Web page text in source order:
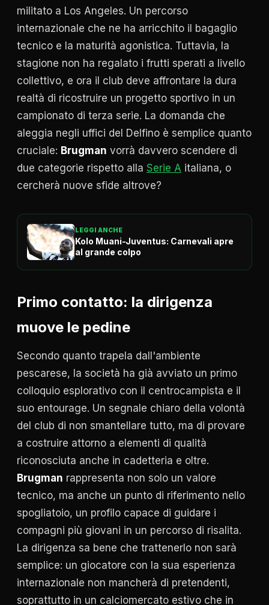
militato a Los Angeles. Un percorso
internazionale che ne ha arricchito il bagaglio
tecnico e la maturità agonistica. Tuttavia, la
stagione non ha regalato i frutti sperati a livello
collettivo, e ora il club deve affrontare la dura
realtà di ricostruire un progetto sportivo in un
campionato di terza serie. La domanda che
aleggia negli uffici del Delfino è semplice quanto
cruciale: Brugman vorrà davvero scendere di
due categorie rispetto alla Serie A italiana, o
cercherà nuove sfide altrove?
LEGGI ANCHE
Kolo Muani-Juventus: Carnevali apre
al grande colpo
Primo contatto: la dirigenza
muove le pedine
Secondo quanto trapela dall'ambiente
pescarese, la società ha già avviato un primo
colloquio esplorativo con il centrocampista e il
suo entourage. Un segnale chiaro della volontà
del club di non smantellare tutto, ma di provare
a costruire attorno a elementi di qualità
riconosciuta anche in cadetteria e oltre.
Brugman rappresenta non solo un valore
tecnico, ma anche un punto di riferimento nello
spogliatoio, un profilo capace di guidare i
compagni più giovani in un percorso di risalita.
La dirigenza sa bene che trattenerlo non sarà
semplice: un giocatore con la sua esperienza
internazionale non mancherà di pretendenti,
soprattutto in un calciomercato estivo che in